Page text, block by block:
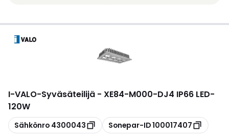
I-VALO-Syväsäteilijä - XE84-M000-DJ4 IP66 LED-
120W
Kopioi
Sähkönro 4300043 Kopioi
Sonepar-ID100017407